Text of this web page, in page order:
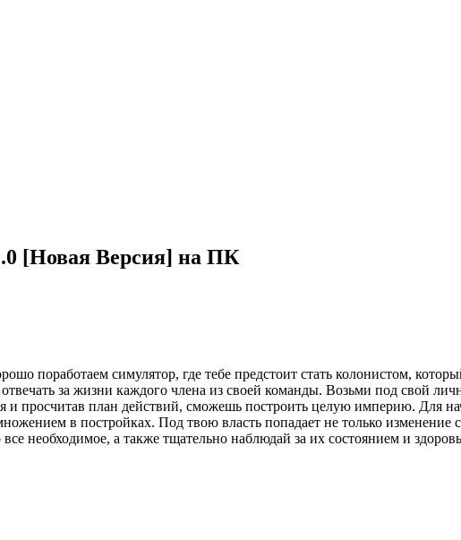
[Новая Версия] на ПК
поработаем симулятор, где тебе предстоит стать колонистом,
за жизни каждого члена из своей команды. Возьми под свой
и просчитав план действий, сможешь построить целую империю. Для
в постройках. Под твою власть попадает не только изменение
необходимое, а также тщательно наблюдай за их состоянием и